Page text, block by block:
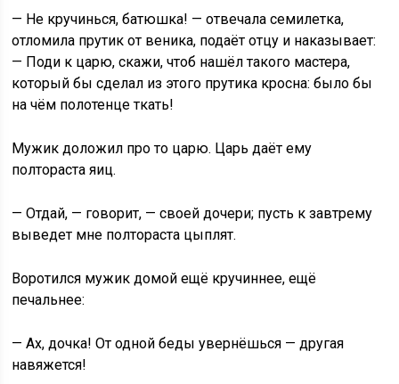
— Не кручинься, батюшка! — отвечала семилетка,
отломила прутик от веника, подаёт отцу и наказывает:
— Поди к царю, скажи, чтоб нашёл такого мастера,
который бы сделал из этого прутика кросна: было бы
на чём полотенце ткать!
Мужик доложил про то царю. Царь даёт ему
полтораста яиц.
— Отдай, — говорит, — своей дочери; пусть к завтрему
выведет мне полтораста цыплят.
Воротился мужик домой ещё кручиннее, ещё
печальнее:
— Ах, дочка! От одной беды увернёшься — другая
навяжется!